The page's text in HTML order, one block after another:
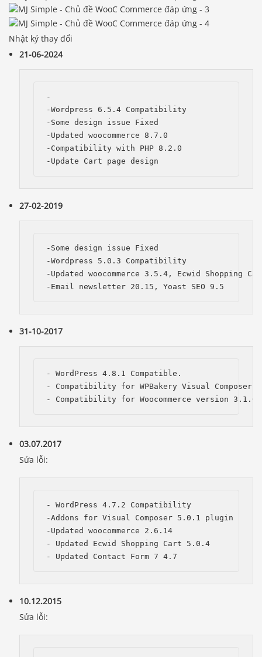
Nhật ký thay đổi
21-06-2024
-
-Wordpress 6.5.4 Compatibility
-Some design issue Fixed
-Updated woocommerce 8.7.0
-Compatibility with PHP 8.2.0
27-02-2019
-Some design issue Fixed
-Wordpress 5.0.3 Compatibility
-Updated woocommerce 3.5.4, Ecwid Shopping
31-10-2017
- WordPress 4.8.1 Compatible.
- Compatibility for WPBakery Visual Composer
03.07.2017
Sửa lỗi:
- WordPress 4.7.2 Compatibility
-Addons for Visual Composer 5.0.1 plugin
-Updated woocommerce 2.6.14
- Updated Ecwid Shopping Cart 5.0.4
10.12.2015
Sửa lỗi: